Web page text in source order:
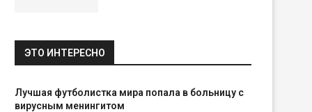
ЭТО ИНТЕРЕСНО
Лучшая футболистка мира попала в больницу с
вирусным менингитом